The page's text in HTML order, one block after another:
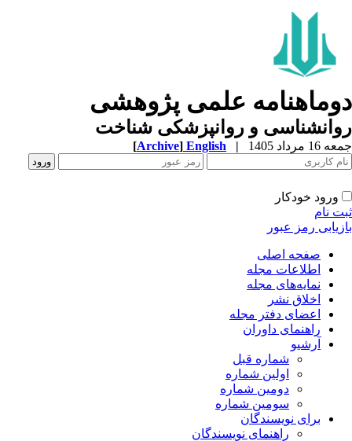
علمی پژوهشی
و روانپزشکی شناخت
مرداد 1405 |
English
[Archive]
ورود خودکار
نام
رمز عبور
صفحه اصلی
اطلاعات مجله
نمایه‌های مجله
اخلاق نشر
اعضای دفتر مجله
راهنمای داوران
آرشیو
شماره قبل
اولین شماره
دومین شماره
سومین شماره
برای نویسندگان
راهنمای نویسندگان